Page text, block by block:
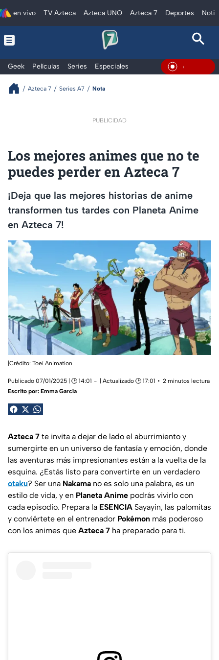
en vivo TV Azteca Azteca UNO Azteca 7 Deportes
Geek Películas Series Especiales En Vivo
Azteca 7 Series A7 Nota
PUBLICIDAD
Los mejores animes que no te
puedes perder en Azteca 7
¡Deja que las mejores historias de anime
transformen tus tardes con Planeta Anime
en Azteca 7!
|Crédito: Toei Animation
Publicado 07/01/2025 | 🕑 14:01 | Actualizado 🕑 17:01
2 minutos lectura
Escrito por: Emma García
Azteca 7 te invita a dejar de lado el aburrimiento y
sumergirte en un universo de fantasía y emoción, donde
las aventuras más impresionantes están a la vuelta de la
esquina. ¿Estás listo para convertirte en un verdadero
otaku? Ser una Nakama no es solo una palabra, es un
estilo de vida, y en Planeta Anime podrás vivirlo con
cada episodio. Prepara la ESENCIA Sayayin, las palomitas
y conviértete en el entrenador Pokémon más poderoso
con los animes que Azteca 7 ha preparado para ti.